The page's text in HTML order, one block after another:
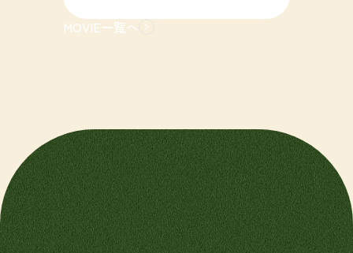
MOVIE一覧へ